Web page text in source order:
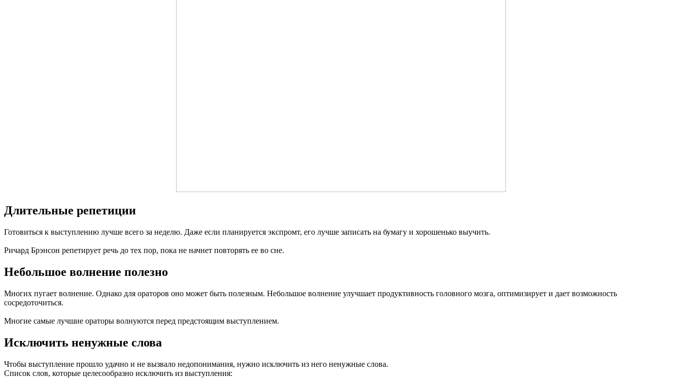
Длительные репетиции
Готовиться к выступлению лучше всего за неделю. Даже если планируется экспромт, его лучше записать на бумагу и хорошенько выучить.
Ричард Брэнсон репетирует речь до тех пор, пока не начнет повторять ее во сне.
Небольшое волнение полезно
Многих пугает волнение. Однако для ораторов оно может быть полезным. Небольшое волнение улучшает продуктивность головного мозга, оптимизирует и дает возможность
сосредоточиться.
Многие самые лучшие ораторы волнуются перед предстоящим выступлением.
Исключить ненужные слова
Чтобы выступление прошло удачно и не вызвало недопонимания, нужно исключить из него ненужные слова.
Список слов, которые целесообразно исключить из выступления: